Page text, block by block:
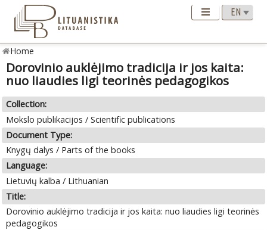
Home
Dorovinio auklėjimo tradicija ir jos kaita:
nuo liaudies ligi teorinės pedagogikos
Collection:
Mokslo publikacijos / Scientific publications
Document Type:
Knygų dalys / Parts of the books
Language:
Lietuvių kalba / Lithuanian
Title:
Dorovinio auklėjimo tradicija ir jos kaita: nuo liaudies ligi teorinės
pedagogikos